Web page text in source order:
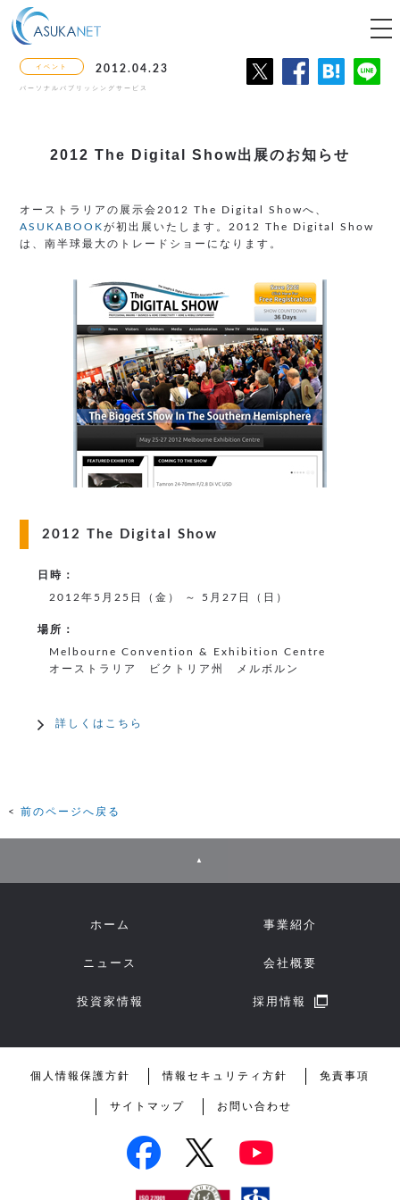
イベント 2012.04.23
パーソナルパブリッシングサービス
2012 The Digital Show出展のお知らせ
オーストラリアの展示会2012 The Digital Showへ、
ASUKABOOKが初出展いたします。2012 The Digital Show
は、南半球最大のトレードショーになります。
2012 The Digital Show
日時：
2012年5月25日（金） ～ 5月27日（日）
場所：
Melbourne Convention & Exhibition Centre
オーストラリア ビクトリア州 メルボルン
詳しくはこちら
前のページへ戻る
▲
ホーム 事業紹介
ニュース 会社概要
投資家情報 採用情報
個人情報保護方針 情報セキュリティ方針 免責事項
サイトマップ お問い合わせ